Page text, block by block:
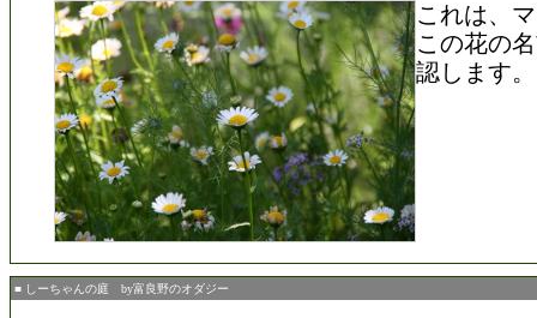
これは、
この花の
認します。
■ しーちゃんの庭 by富良野のオダジー